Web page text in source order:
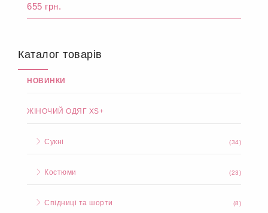
655 грн.
Каталог товарів
НОВИНКИ
ЖІНОЧИЙ ОДЯГ XS+
Сукні (34)
Костюми (23)
Спідниці та шорти (8)